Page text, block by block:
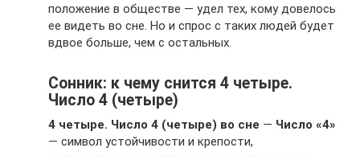
положение в обществе — удел тех, кому довелось
ее видеть во сне. Но и спрос с таких людей будет
вдвое больше, чем с остальных.
Сонник: к чему снится 4 четыре.
Число 4 (четыре)
4 четыре. Число 4 (четыре) во сне — Число «4»
— символ устойчивости и крепости,